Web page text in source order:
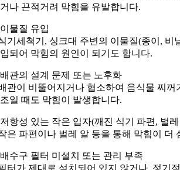
나 끈적거려 막힘을 유발합니다.
물질 유입
기세척기, 싱크대 주변의 이물질(종이, 비
되어 막힘의 원인이 되기도 합니다.
관의 설계 문제 또는 노후화
관이 비뚤어지거나 협소하여 음식물 찌꺼
일 때도 막힘이 발생합니다.
항성 있는 작은 입자(깨진 식기 파편, 벌
은 파편이나 벌레 알 등을 통해 막힘이 더
수구 필터 미설치 또는 관리 부족
터가 제대로 설치되어 있지 않거나, 정기